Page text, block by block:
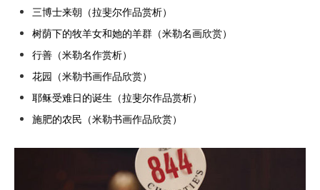
三博士来朝（拉斐尔作品赏析）
树荫下的牧羊女和她的羊群（米勒名画欣赏）
行善（米勒名作赏析）
花园（米勒书画作品欣赏）
耶稣受难日的诞生（拉斐尔作品赏析）
施肥的农民（米勒书画作品欣赏）